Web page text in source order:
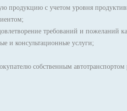
с учетом уровня
требований и пожеланий
и консультационные услуги;
собственным автотранспортом